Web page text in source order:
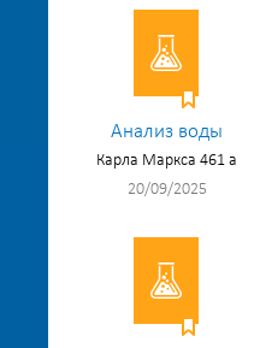
Анализ воды
Карла Маркса 461 а
20/09/2025